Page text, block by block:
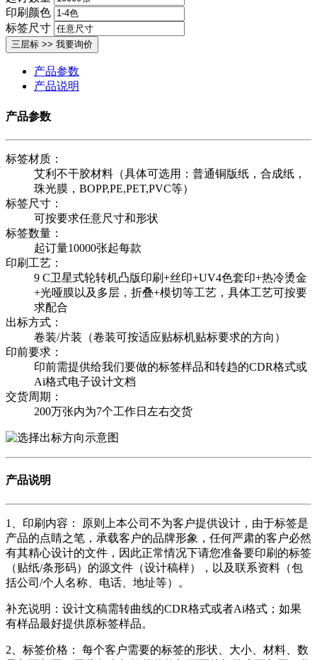
印刷颜色
标签尺寸
产品参数
产品说明
产品参数
标签材质：
艾利不干胶材料（具体可选用：普通铜版纸，合成纸，
珠光膜，BOPP,PE,PET,PVC等）
标签尺寸：
可按要求任意尺寸和形状
标签数量：
起订量10000张起每款
印刷工艺：
9 C卫星式轮转机凸版印刷+丝印+UV4色套印+热冷烫金
+光哑膜以及多层，折叠+模切等工艺，具体工艺可按要
求配合
出标方式：
卷装/片装（卷装可按适应贴标机贴标要求的方向）
印前要求：
印前需提供给我们要做的标签样品和转趋的CDR格式或
Ai格式电子设计文档
交货周期：
200万张内为7个工作日左右交货
产品说明
1、印刷内容： 原则上本公司不为客户提供设计，由于标签是
产品的点睛之笔，承载客户的品牌形象，任何严肃的客户必然
有其精心设计的文件，因此正常情况下请您准备要印刷的标签
（贴纸/条形码）的源文件（设计稿样），以及联系资料（包
括公司/个人名称、电话、地址等）。
补充说明：设计文稿需转曲线的CDR格式或者Ai格式；如果
有样品最好提供原标签样品。
2、标签价格： 每个客户需要的标签的形状、大小、材料、数